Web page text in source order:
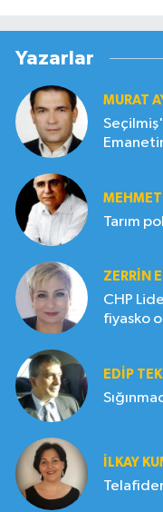
Yazarlar
MURAT
MEHMET
Tarım
ZERRIN
CHP
fiyasko
EDIP
İLKAY